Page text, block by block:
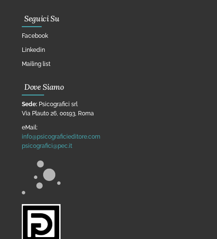
Seguici Su
Facebook
Linkedin
Mailing list
Dove Siamo
Sede: Psicografici srl
Via Plauto 26, 00193, Roma
eMail:
info@psicograficieditore.com
psicografici@pec.it